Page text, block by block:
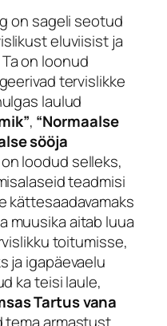
on sageli seotud
eluviisist ja
on loonud
tervislikke
laulud
, “Normaalse
sööja
loodud selleks,
teadmisi
kättesaadavamaks
muusika aitab luua
toitumisse,
ja igapäevaelu
ka teisi laule,
Tartus vana